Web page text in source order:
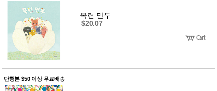
목련 만두
$20.07
단행본 $50 이상 무료배송